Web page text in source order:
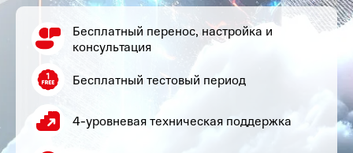
Бесплатный перенос, настройка и
консультация
Бесплатный тестовый период
4-уровневая техническая поддержка